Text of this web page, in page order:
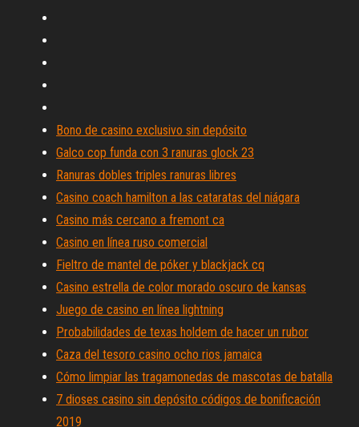
Bono de casino exclusivo sin depósito
Galco cop funda con 3 ranuras glock 23
Ranuras dobles triples ranuras libres
Casino coach hamilton a las cataratas del niágara
Casino más cercano a fremont ca
Casino en línea ruso comercial
Fieltro de mantel de póker y blackjack cq
Casino estrella de color morado oscuro de kansas
Juego de casino en línea lightning
Probabilidades de texas holdem de hacer un rubor
Caza del tesoro casino ocho rios jamaica
Cómo limpiar las tragamonedas de mascotas de batalla
7 dioses casino sin depósito códigos de bonificación
2019